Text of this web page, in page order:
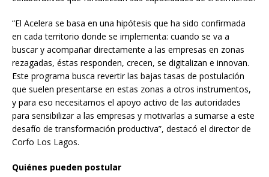
“El Acelera se basa en una hipótesis que ha sido confirmada
en cada territorio donde se implementa: cuando se va a
buscar y acompañar directamente a las empresas en zonas
rezagadas, éstas responden, crecen, se digitalizan e innovan.
Este programa busca revertir las bajas tasas de postulación
que suelen presentarse en estas zonas a otros instrumentos,
y para eso necesitamos el apoyo activo de las autoridades
para sensibilizar a las empresas y motivarlas a sumarse a este
desafío de transformación productiva”, destacó el director de
Corfo Los Lagos.
Quiénes pueden postular